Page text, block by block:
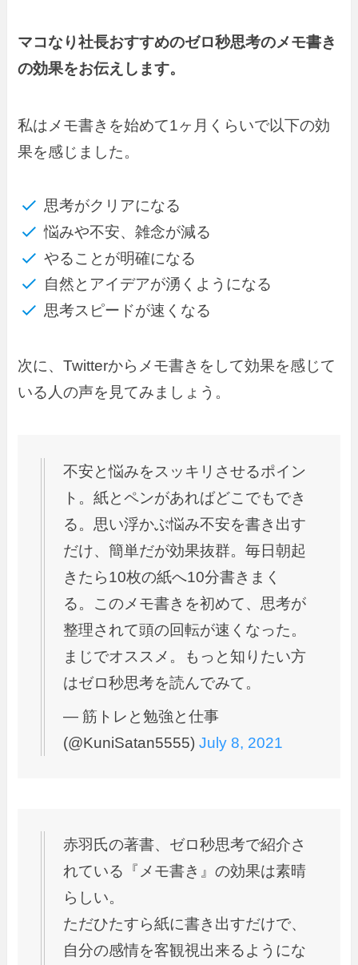
マコなり社長おすすめのゼロ秒思考のメモ書き
の効果をお伝えします。
私はメモ書きを始めて1ヶ月くらいで以下の効
果を感じました。
思考がクリアになる
悩みや不安、雑念が減る
やることが明確になる
自然とアイデアが湧くようになる
思考スピードが速くなる
次に、Twitterからメモ書きをして効果を感じて
いる人の声を見てみましょう。
不安と悩みをスッキリさせるポイン
ト。紙とペンがあればどこでもでき
る。思い浮かぶ悩み不安を書き出す
だけ、簡単だが効果抜群。毎日朝起
きたら10枚の紙へ10分書きまく
る。このメモ書きを初めて、思考が
整理されて頭の回転が速くなった。
まじでオススメ。もっと知りたい方
はゼロ秒思考を読んでみて。
— 筋トレと勉強と仕事
(@KuniSatan5555) July 8, 2021
赤羽氏の著書、ゼロ秒思考で紹介さ
れている『メモ書き』の効果は素晴
らしい。
ただひたすら紙に書き出すだけで、
自分の感情を客観視出来るようにな